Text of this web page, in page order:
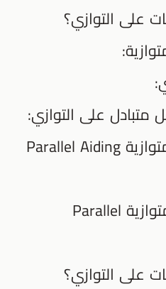
على التوازي؟
متبادل على التوازي:
المحاثات المساعدة المتوازية Parallel Aiding
المحاثات المتعارضة المتوازية Parallel
على التوازي؟